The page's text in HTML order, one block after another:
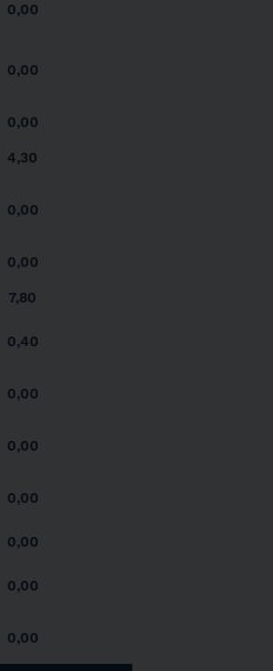
0,00
0,00
0,00
4,30
0,00
0,00
7,80
0,40
0,00
0,00
0,00
0,00
0,00
0,00